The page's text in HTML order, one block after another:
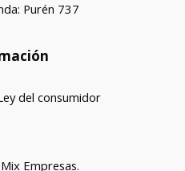
Purén 737
del consumidor
Empresas.